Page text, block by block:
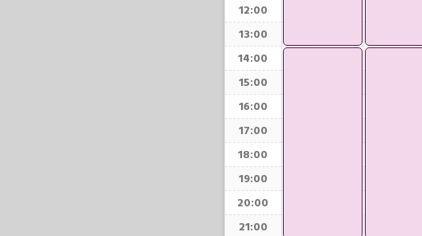
12:00
13:00
14:00
15:00
16:00
17:00
18:00
19:00
20:00
21:00